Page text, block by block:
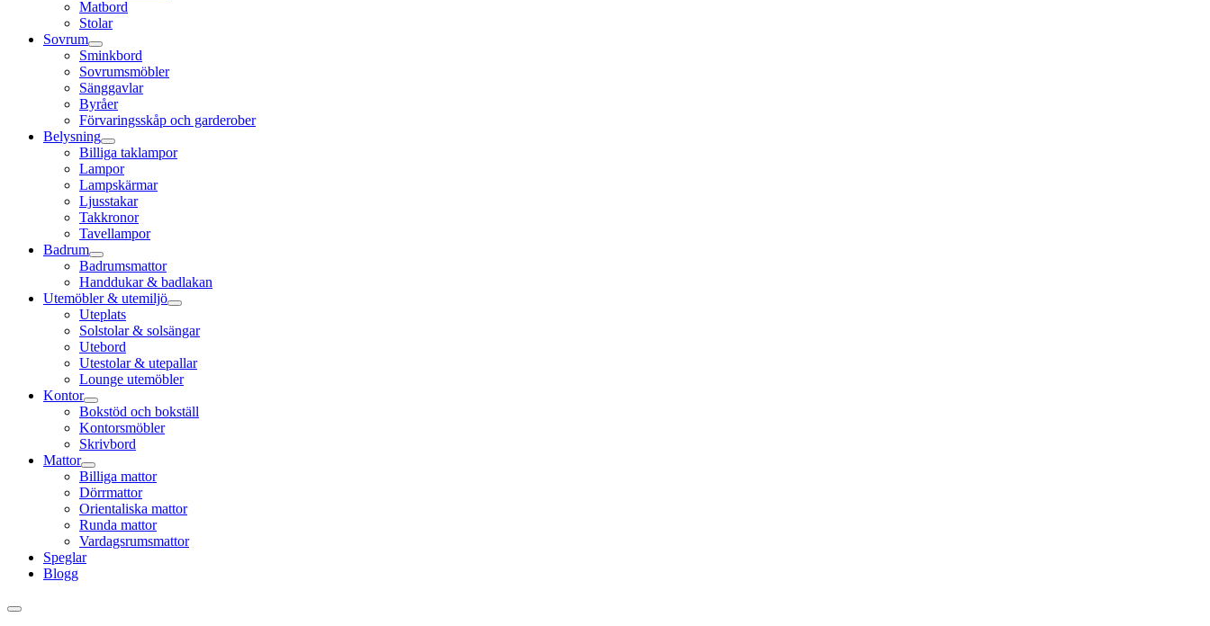
Matbord
Stolar
Sovrum
Sminkbord
Sovrumsmöbler
Sänggavlar
Byråer
Förvaringsskåp och garderober
Belysning
Billiga taklampor
Lampor
Lampskärmar
Ljusstakar
Takkronor
Tavellampor
Badrum
Badrumsmattor
Handdukar & badlakan
Utemöbler & utemiljö
Uteplats
Solstolar & solsängar
Utebord
Utestolar & utepallar
Lounge utemöbler
Kontor
Bokstöd och bokställ
Kontorsmöbler
Skrivbord
Mattor
Billiga mattor
Dörrmattor
Orientaliska mattor
Runda mattor
Vardagsrumsmattor
Speglar
Blogg